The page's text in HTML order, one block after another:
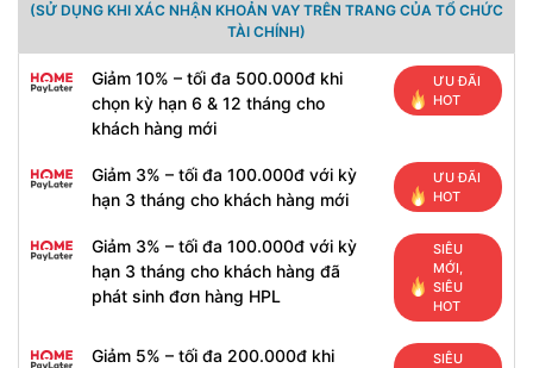
(SỬ DỤNG KHI XÁC NHẬN KHOẢN VAY TRÊN TRANG CỦA TỔ CHỨC
TÀI CHÍNH)
Giảm 10% – tối đa 500.000đ khi
chọn kỳ hạn 6 & 12 tháng cho
khách hàng mới
ƯU ĐÃI
HOT
Giảm 3% – tối đa 100.000đ với kỳ
hạn 3 tháng cho khách hàng mới
ƯU ĐÃI
HOT
Giảm 3% – tối đa 100.000đ với kỳ
hạn 3 tháng cho khách hàng đã
phát sinh đơn hàng HPL
SIÊU
MỚI,
SIÊU
HOT
Giảm 5% – tối đa 200.000đ khi
SIÊU